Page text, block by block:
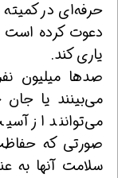
حرفه‌ای در کمیته
دعوت کرده است
یاری کند.
صدها میلیون
می‌بینند یا
می‌توانند از
صورتی که حفاظت
سلامت آنها به